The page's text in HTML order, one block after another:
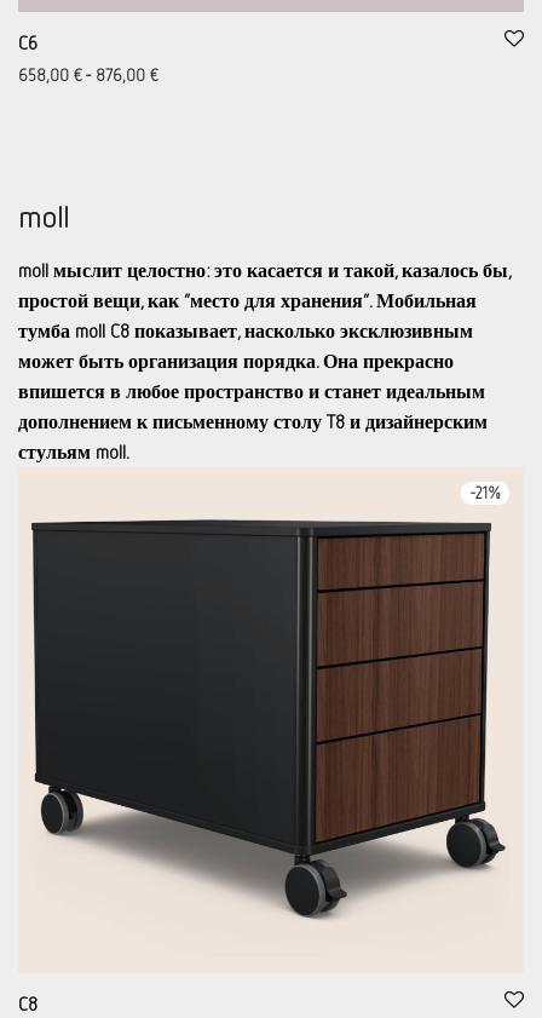
C6
658,00 €- 876,00 €
moll
moll мыслит целостно: это касается и такой, казалось бы,
простой вещи, как “место для хранения”. Мобильная
тумба moll C8 показывает, насколько эксклюзивным
может быть организация порядка. Она прекрасно
впишется в любое пространство и станет идеальным
дополнением к письменному столу T8 и дизайнерским
стульям moll.
-21%
C8